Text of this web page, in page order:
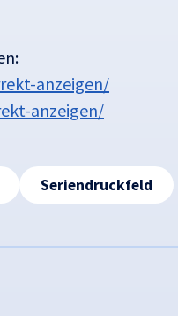
anzeigen/
anzeigen/
Seriendruckfeld